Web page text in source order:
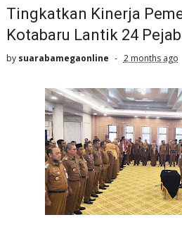
Tingkatkan Kinerja
Kotabaru Lantik 24
by suarabamegaonline 2 months ago